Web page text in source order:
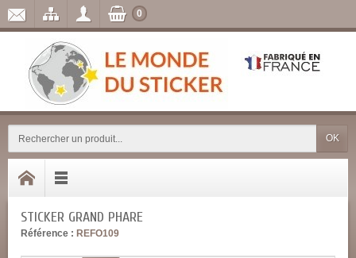
OK
0
STICKER GRAND PHARE
Référence : REFO109